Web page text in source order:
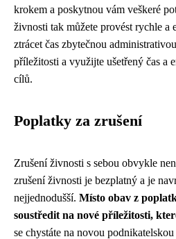
krokem a poskytnou vám veškeré
živnosti tak můžete provést rychle a
ztrácet čas zbytečnou
příležitosti a využijte ušetřený čas a
cílů.
Poplatky za zrušení
Zrušení živnosti s sebou obvykle
zrušení živnosti je bezplatný a je
nejjednodušší. Místo obav z
soustředit na nové příležitosti,
se chystáte na novou podnikatelskou